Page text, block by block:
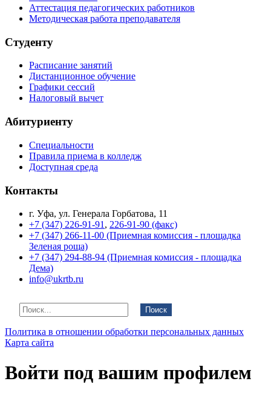
Аттестация педагогических работников
Методическая работа преподавателя
Студенту
Расписание занятий
Дистанционное обучение
Графики сессий
Налоговый вычет
Абитуриенту
Специальности
Правила приема в колледж
Доступная среда
Контакты
г. Уфа, ул. Генерала Горбатова, 11
+7 (347) 226-91-91 , 226-91-90 (факс)
+7 (347) 266-11-00 (Приемная комиссия - площадка
Зеленая роща)
+7 (347) 294-88-94 (Приемная комиссия - площадка
Дема)
info@ukrtb.ru
Поиск
Политика в отношении обработки персональных данных
Карта сайта
Войти под вашим профилем